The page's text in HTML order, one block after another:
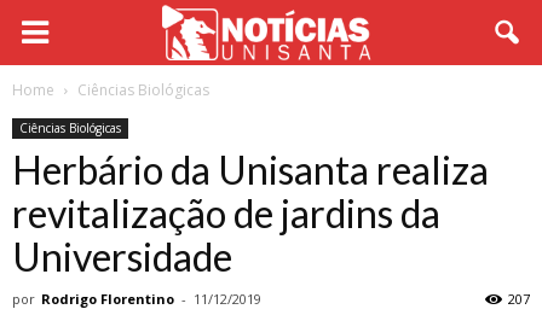
Home Ciências Biológicas
Ciências Biológicas
Herbário da Unisanta realiza
revitalização de jardins da
Universidade
por Rodrigo Florentino - 11/12/2019 207